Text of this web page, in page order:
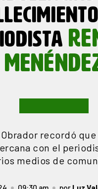
recordó
con el
medios de